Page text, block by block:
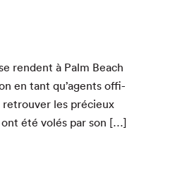
ren­dent à Palm Beach
en tant qu’agents offi­
retrou­ver les pré­cieux
ont été volés par son […]